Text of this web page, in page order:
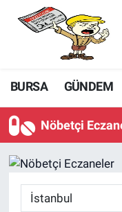
BURSA GÜNDEM
Nöbetçi